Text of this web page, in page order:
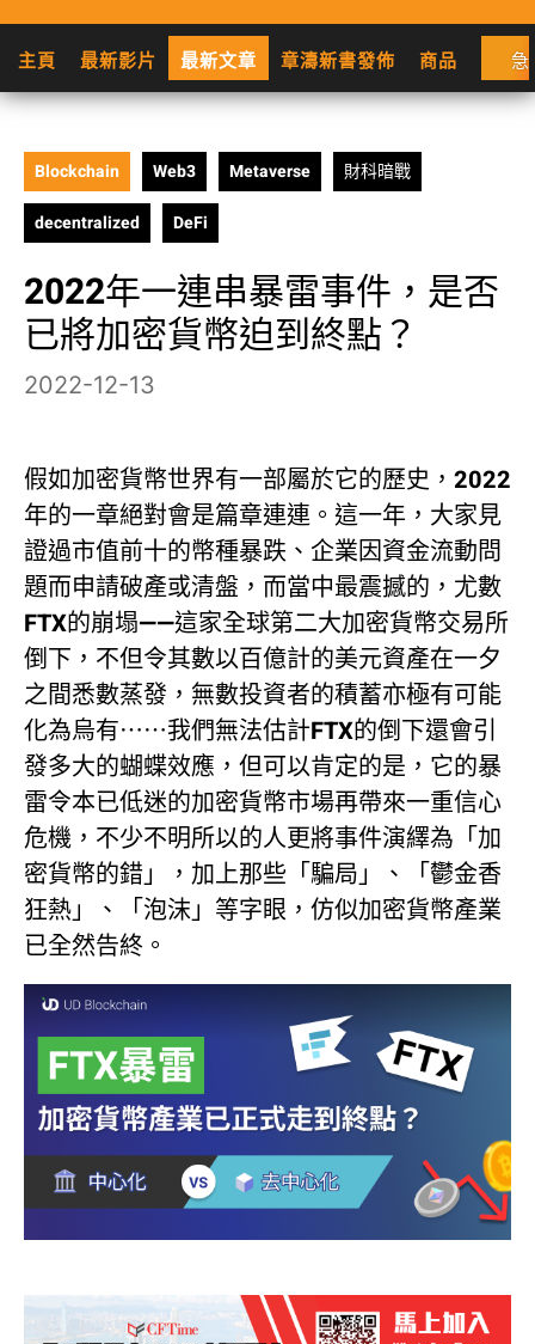
主頁 最新影片 最新文章 章濤新書發佈 商品 急
Blockchain Web3 Metaverse 財科暗戰
decentralized DeFi
2022年一連串暴雷事件，是否
已將加密貨幣迫到終點？
2022-12-13
假如加密貨幣世界有一部屬於它的歷史，2022
年的一章絕對會是篇章連連。這一年，大家見
證過市值前十的幣種暴跌、企業因資金流動問
題而申請破產或清盤，而當中最震撼的，尤數
FTX的崩塌——這家全球第二大加密貨幣交易所
倒下，不但令其數以百億計的美元資產在一夕
之間悉數蒸發，無數投資者的積蓄亦極有可能
化為烏有⋯⋯我們無法估計FTX的倒下還會引
發多大的蝴蝶效應，但可以肯定的是，它的暴
雷令本已低迷的加密貨幣市場再帶來一重信心
危機，不少不明所以的人更將事件演繹為「加
密貨幣的錯」，加上那些「騙局」、「鬱金香
狂熱」、「泡沫」等字眼，仿似加密貨幣產業
已全然告終。